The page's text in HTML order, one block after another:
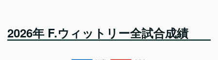
2026年 F.ウィットリー全試合成績